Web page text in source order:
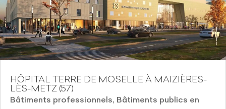
HÔPITAL TERRE DE MOSELLE À MAIZIÈRES-
LÈS-METZ (57)
Bâtiments professionnels, Bâtiments publics en